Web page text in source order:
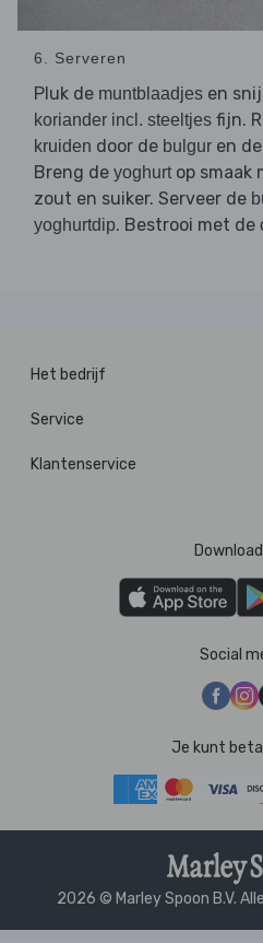
6. Serveren
Pluk de muntblaadjes en
koriander incl. steeltjes fijn.
kruiden door de bulgur en de
Breng de yoghurtop smaak
zout en suiker. Serveer de
yoghurtdip. Bestrooi met de
Het bedrijf
Service
Klantenservice
Social
Je kunt
2026 © Marley Spoon B.V.